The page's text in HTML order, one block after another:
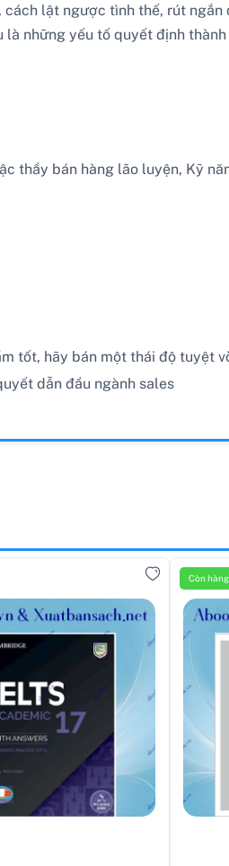
lật ngược tình thế, rút ngắn
những yếu tố quyết định
thầy bán hàng lão luyện, Kỹ
tốt, hãy bán một thái độ tuyệt
dẫn đầu ngành sales
Còn hàng